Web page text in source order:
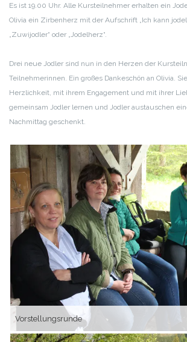
Es ist 19.00 Uhr. Alle Kursteilnehmer erhalten ein
Olivia ein Zirbenherz mit der Aufschrift „Ich kann
„Zuwijodler“ oder „Jodelherz“.
Drei neue Jodler sind nun in den Herzen der
Teilnehmerinnen. Ein großes Dankeschön an Olivia.
Herzlichkeit, mit ihrem Engagement und mit ihrer
gemeinsam Jodler lernen und Jodler austauschen
Nachmittag geschenkt.
Vorstellungsrunde